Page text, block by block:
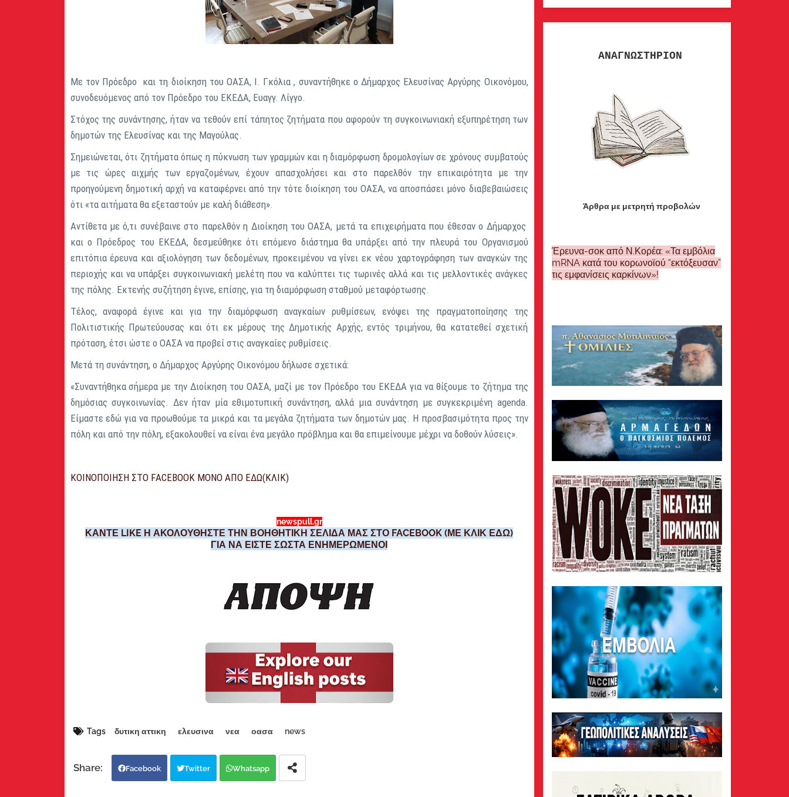
Με τον Πρόεδρο και τη διοίκηση του ΟΑΣΑ, Ι. Γκόλια , συναντήθηκε ο Δήμαρχος Ελευσίνας Αργύρης Οικονόμου,
συνοδευόμενος από τον Πρόεδρο του ΕΚΕΔΑ, Ευαγγ. Λίγγο.
Στόχος της συνάντησης, ήταν να τεθούν επί τάπητος ζητήματα που αφορούν τη συγκοινωνιακή εξυπηρέτηση των
δημοτών της Ελευσίνας και της Μαγούλας.
Σημειώνεται, ότι ζητήματα όπως η πύκνωση των γραμμών και η διαμόρφωση δρομολογίων σε χρόνους συμβατούς
με τις ώρες αιχμής των εργαζομένων, έχουν απασχολήσει και στο παρελθόν την επικαιρότητα με την
προηγούμενη δημοτική αρχή να καταφέρνει από την τότε διοίκηση του ΟΑΣΑ, να αποσπάσει μόνο διαβεβαιώσεις
ότι «τα αιτήματα θα εξεταστούν με καλή διάθεση».
Αντίθετα με ό,τι συνέβαινε στο παρελθόν η Διοίκηση του ΟΑΣΑ, μετά τα επιχειρήματα που έθεσαν ο Δήμαρχος
και ο Πρόεδρος του ΕΚΕΔΑ, δεσμεύθηκε ότι επόμενο διάστημα θα υπάρξει από την πλευρά του Οργανισμού
επιτόπια έρευνα και αξιολόγηση των δεδομένων, προκειμένου να γίνει εκ νέου χαρτογράφηση των αναγκών της
περιοχής και να υπάρξει συγκοινωνιακή μελέτη που να καλύπτει τις τωρινές αλλά και τις μελλοντικές ανάγκες
της πόλης. Εκτενής συζήτηση έγινε, επίσης, για τη διαμόρφωση σταθμού μεταφόρτωσης.
Τέλος, αναφορά έγινε και για την διαμόρφωση αναγκαίων ρυθμίσεων, ενόψει της πραγματοποίησης της
Πολιτιστικής Πρωτεύουσας και ότι εκ μέρους της Δημοτικής Αρχής, εντός τριμήνου, θα κατατεθεί σχετική
πρόταση, έτσι ώστε ο ΟΑΣΑ να προβεί στις αναγκαίες ρυθμίσεις.
Μετά τη συνάντηση, ο Δήμαρχος Αργύρης Οικονόμου δήλωσε σχετικά:
«Συναντήθηκα σήμερα με την Διοίκηση του ΟΑΣΑ, μαζί με τον Πρόεδρο του ΕΚΕΔΑ για να θίξουμε το ζήτημα της
δημόσιας συγκοινωνίας. Δεν ήταν μία εθιμοτυπική συνάντηση, αλλά μια συνάντηση με συγκεκριμένη agenda.
Είμαστε εδώ για να προωθούμε τα μικρά και τα μεγάλα ζητήματα των δημοτών μας. Η προσβασιμότητα προς την
πόλη και από την πόλη, εξακολουθεί να είναι ένα μεγάλο πρόβλημα και θα επιμείνουμε μέχρι να δοθούν λύσεις».
ΚΟΙΝΟΠΟΙΗΣΗ ΣΤΟ FACEBOOK ΜΟΝΟ ΑΠΟ ΕΔΩ(ΚΛΙΚ)
newspull.gr
ΚΑΝΤΕ LIKE Η ΑΚΟΛΟΥΘΗΣΤΕ ΤΗΝ ΒΟΗΘΗΤΙΚΗ ΣΕΛΙΔΑ ΜΑΣ ΣΤΟ FACEBOOK (ΜΕ ΚΛΙΚ ΕΔΩ)
ΓΙΑ ΝΑ ΕΙΣΤΕ ΣΩΣΤΑ ΕΝΗΜΕΡΩΜΕΝΟΙ
Tags δυτικη αττικη ελευσινα νεα οασα news
Facebook Twitter Whatsapp
ΑΝΑΓΝΩΣΤΗΡΙΟΝ
Άρθρα με μετρητή προβολών
Έρευνα-σοκ από Ν.Κορέα: «Τα εμβόλια
mRNA κατά του κορωνοϊού “εκτόξευσαν”
τις εμφανίσεις καρκίνων»!